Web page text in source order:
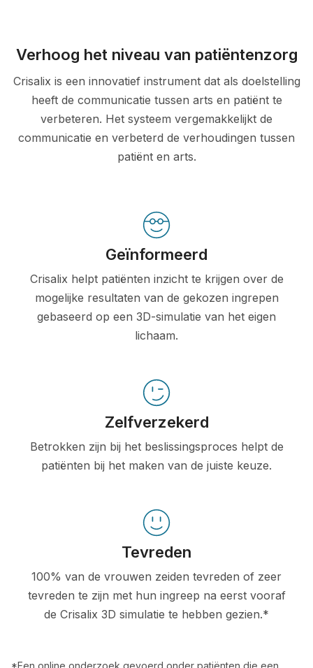
Verhoog het niveau van patiëntenzorg
Crisalix is een innovatief instrument dat als doelstelling
heeft de communicatie tussen arts en patiënt te
verbeteren. Het systeem vergemakkelijkt de
communicatie en verbeterd de verhoudingen tussen
patiënt en arts.
Geïnformeerd
Crisalix helpt patiënten inzicht te krijgen over de
mogelijke resultaten van de gekozen ingrepen
gebaseerd op een 3D-simulatie van het eigen
lichaam.
Zelfverzekerd
Betrokken zijn bij het beslissingsproces helpt de
patiënten bij het maken van de juiste keuze.
Tevreden
100% van de vrouwen zeiden tevreden of zeer
tevreden te zijn met hun ingreep na eerst vooraf
de Crisalix 3D simulatie te hebben gezien.*
*Een online onderzoek gevoerd onder patiënten die een